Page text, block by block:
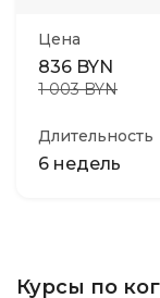
Цена
836 BYN
1 003 BYN
Длительность
6 недель
Курсы по